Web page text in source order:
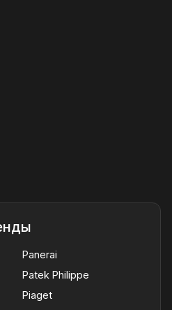
Panerai
Patek Philippe
Piaget